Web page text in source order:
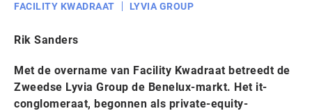
FACILITY KWADRAAT
LYVIA GROUP
Rik Sanders
Met de overname van Facility Kwadraat betreedt de
Zweedse Lyvia Group de Benelux-markt. Het it-
conglomeraat, begonnen als private-equity-